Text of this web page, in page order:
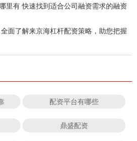
里有 快速找到适合公司融资需求的融资
面了解来京海杠杆配资策略，助您把握
配资平台有哪些
鼎盛配资